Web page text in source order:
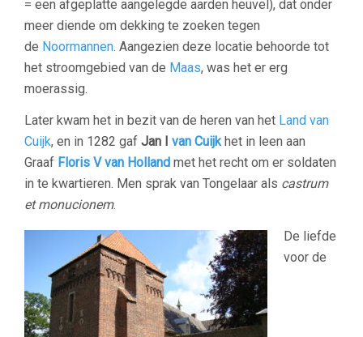
= een afgeplatte aangelegde aarden heuvel), dat onder
meer diende om dekking te zoeken tegen
de Noormannen. Aangezien deze locatie behoorde tot
het stroomgebied van de Maas, was het er erg
moerassig.
Later kwam het in bezit van de heren van het Land van
Cuijk, en in 1282 gaf Jan I van Cuijkhet in leen aan
Graaf Floris V van Holland met het recht om er soldaten
in te kwartieren. Men sprak van Tongelaar als castrum
et monucionem.
De liefde
voor de